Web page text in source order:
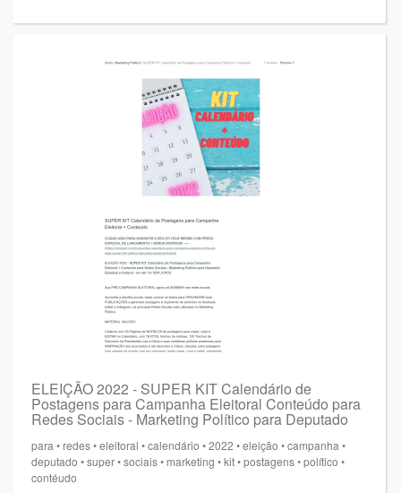
ELEIÇÃO 2022 - SUPER KIT Calendário de
Postagens para Campanha Eleitoral Conteúdo para
Redes Sociais - Marketing Político para Deputado
para •redes•eleitoral •calendário •2022 •eleição •campanha •
deputado •super•sociais• marketing •kit•postagens•político •
contéudo